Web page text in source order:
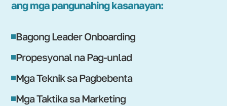
ang mga pangunahing kasanayan:
Bagong Leader Onboarding
Propesyonal na Pag-unlad
Mga Teknik sa Pagbebenta
Mga Taktika sa Marketing